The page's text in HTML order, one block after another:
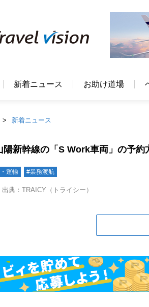
新着ニュース お助け道場
新着ニュース
陽新幹線の「S Work車両」の予
運輸 #業務渡航
出典：TRAICY（トライシー）